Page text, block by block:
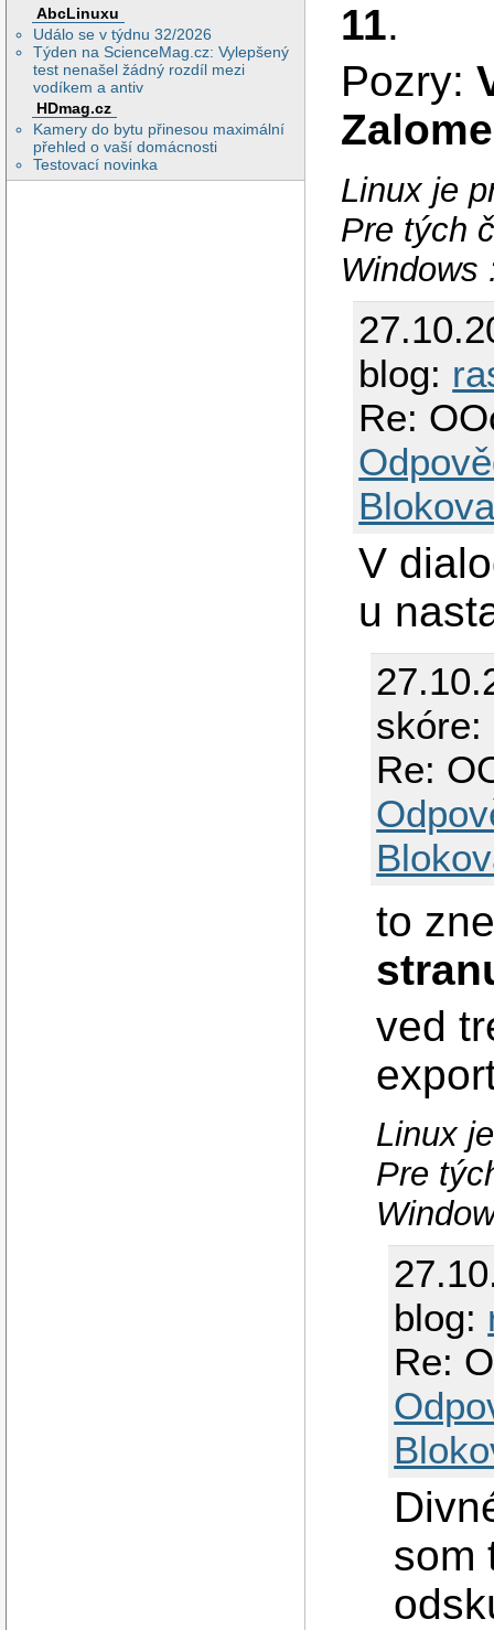
AbcLinuxu
Událo se v týdnu 32/2026
Týden na ScienceMag.cz: Vylepšený
test nenašel žádný rozdíl mezi
vodíkem a antiv
HDmag.cz
Kamery do bytu přinesou maximální
přehled o vaší domácnosti
Testovací novinka
11.
Pozry:
Linux je
Pre tých
Windows
blog:
Re:
V
u
skóre:
Re:
to
ved
Linux
Pre
blog:
Re:
som